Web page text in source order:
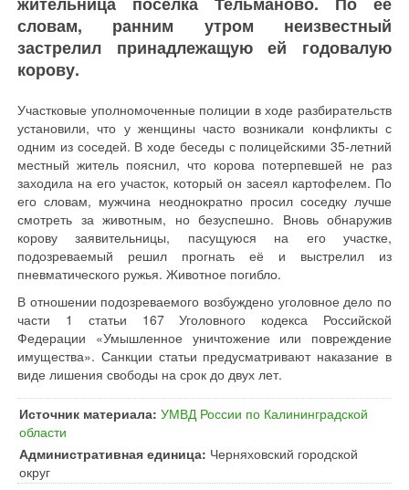
словам, ранним утром неизвестный
застрелил принадлежащую ей годовалую
корову.
Участковые уполномоченные полиции в ходе разбирательств
установили, что у женщины часто возникали конфликты с
одним из соседей. В ходе беседы с полицейскими 35-летний
местный житель пояснил, что корова потерпевшей не раз
заходила на его участок, который он засеял картофелем. По
его словам, мужчина неоднократно просил соседку лучше
смотреть за животным, но безуспешно. Вновь обнаружив
корову заявительницы, пасущуюся на его участке,
подозреваемый решил прогнать её и выстрелил из
пневматического ружья. Животное погибло.
В отношении подозреваемого возбуждено уголовное дело по
части 1 статьи 167 Уголовного кодекса Российской
Федерации «Умышленное уничтожение или повреждение
имущества». Санкции статьи предусматривают наказание в
виде лишения свободы на срок до двух лет.
Источник материала: УМВД России по Калининградской
области
Административная единица: Черняховский городской
округ